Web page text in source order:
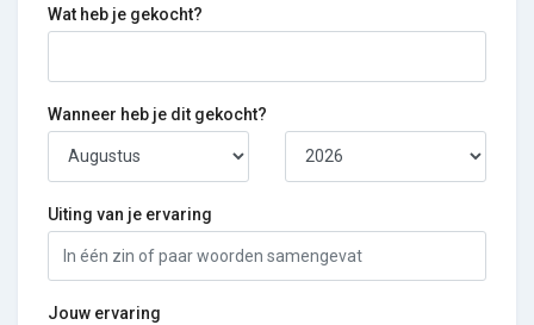
Wat heb je gekocht?
Wanneer heb je dit gekocht?
Uiting van je ervaring
Jouw ervaring